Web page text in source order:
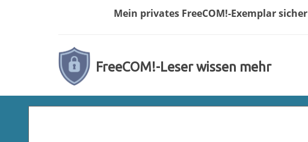
Mein privates FreeCOM!-Exemplar
FreeCOM!-Leser wissen mehr